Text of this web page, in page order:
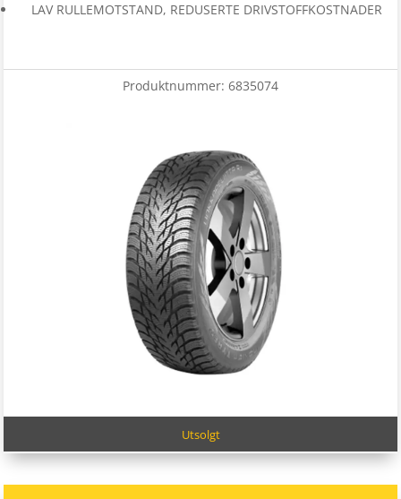
LAV RULLEMOTSTAND, REDUSERTE DRIVSTOFFKOSTNADER
Produktnummer: 6835074
Utsolgt